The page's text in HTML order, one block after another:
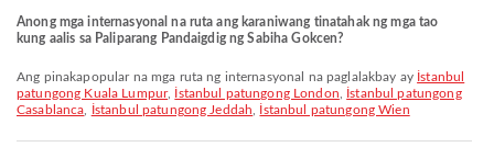
Anong mga internasyonal na ruta ang karaniwang tinatahak ng mga tao
kung aalis sa Paliparang Pandaigdig ng Sabiha Gokcen?
Ang pinakapopular na mga ruta ng internasyonal na paglalakbay ay İstanbul
patungong Kuala Lumpur, İstanbul patungong London
İstanbul patungong
Casablanca
İstanbul patungong Jeddah İstanbul patungong Wien